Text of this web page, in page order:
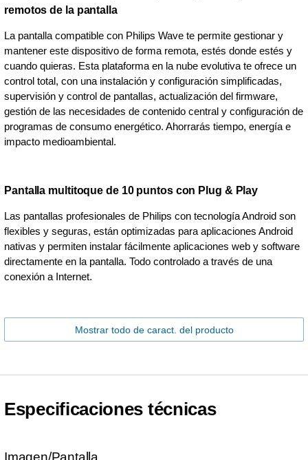
remotos de la pantalla
La pantalla compatible con Philips Wave te permite gestionar y
mantener este dispositivo de forma remota, estés donde estés y
cuando quieras. Esta plataforma en la nube evolutiva te ofrece un
control total, con una instalación y configuración simplificadas,
supervisión y control de pantallas, actualización del firmware,
gestión de las necesidades de contenido central y configuración de
programas de consumo energético. Ahorrarás tiempo, energía e
impacto medioambiental.
Pantalla multitoque de 10 puntos con Plug & Play
Las pantallas profesionales de Philips con tecnología Android son
flexibles y seguras, están optimizadas para aplicaciones Android
nativas y permiten instalar fácilmente aplicaciones web y software
directamente en la pantalla. Todo controlado a través de una
conexión a Internet.
Mostrar todo de caract. del producto
Especificaciones técnicas
Imagen/Pantalla